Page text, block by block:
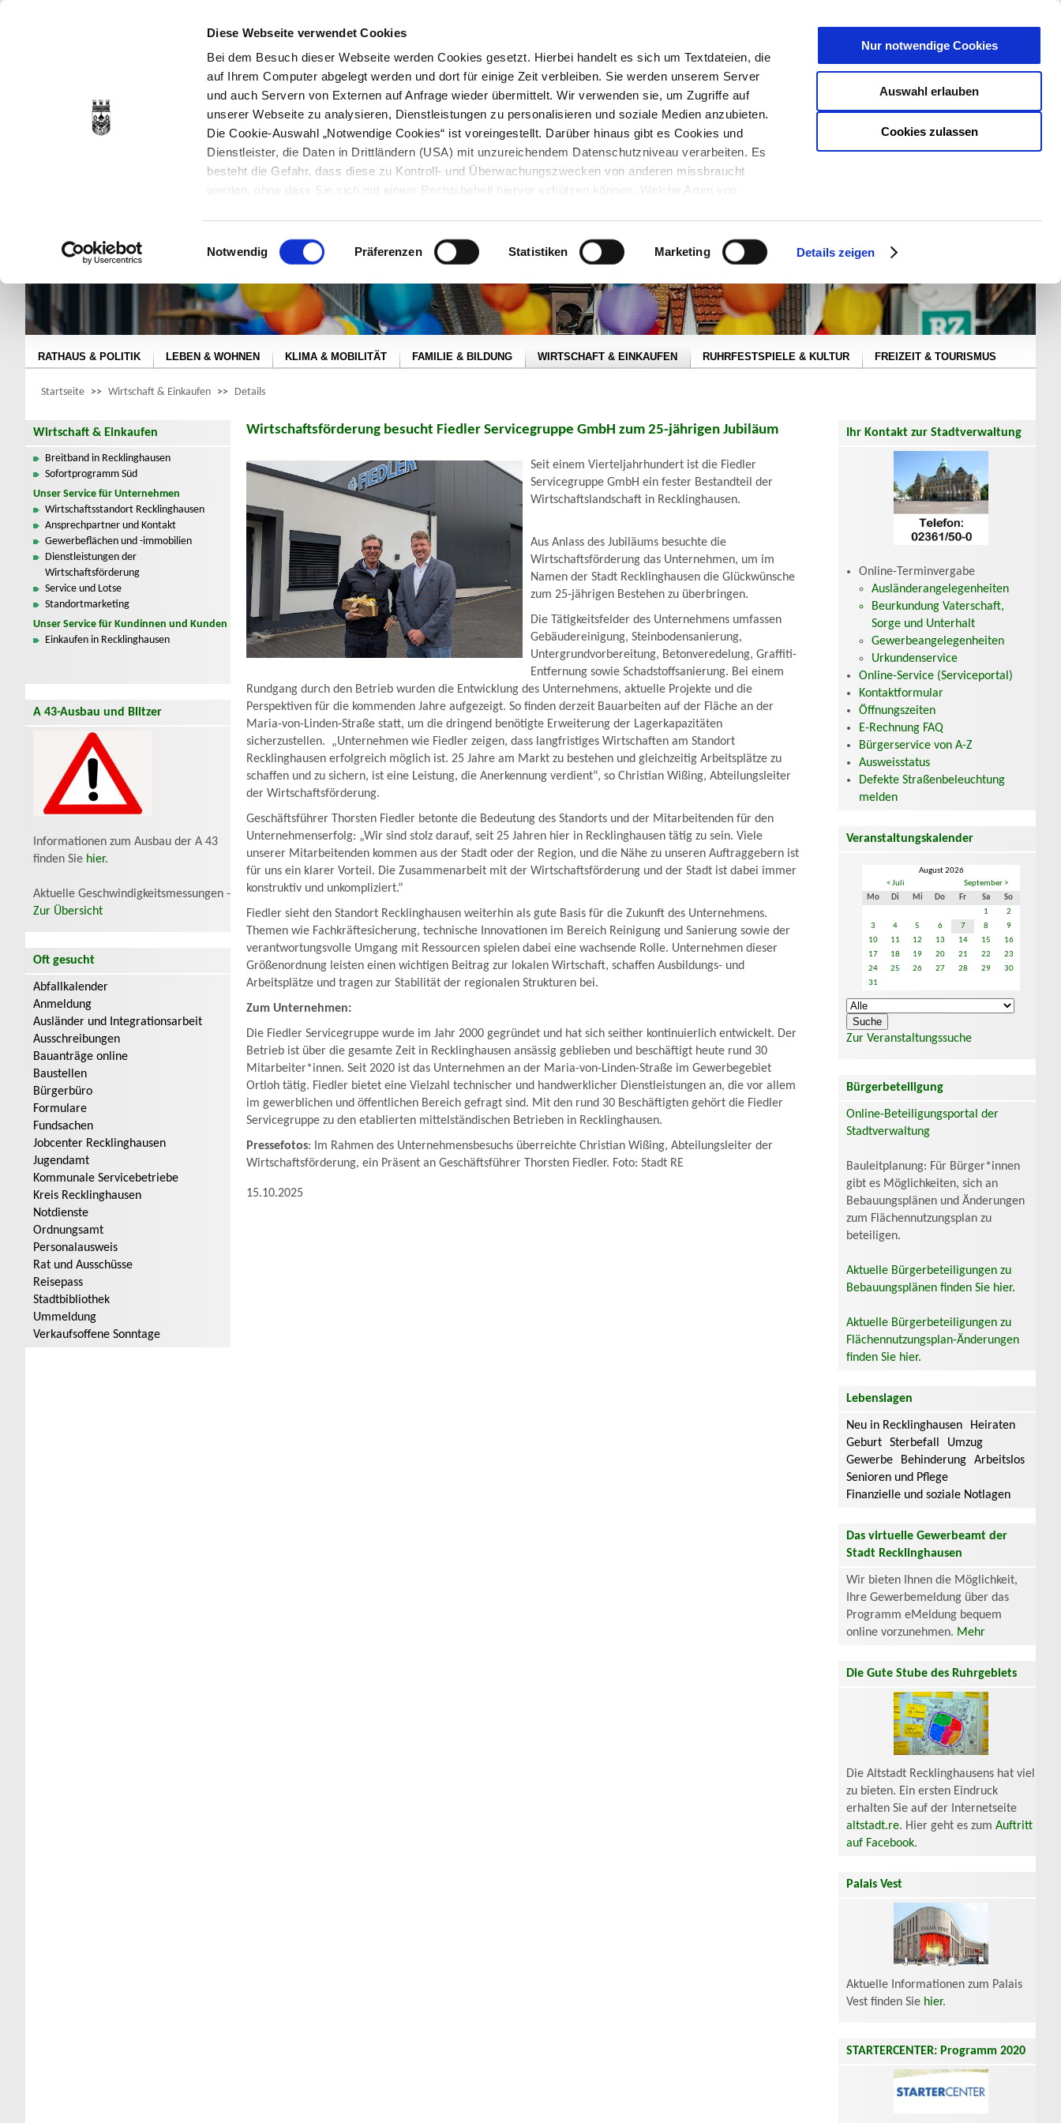
Diese Webseite verwendet Cookies
Bei dem Besuch dieser Webseite werden Cookies gesetzt. Hierbei handelt es sich um Textdateien, die
auf Ihrem Computer abgelegt werden und dort für einige Zeit verbleiben. Sie werden unserem Server
und auch Servern von Externen auf Anfrage wieder übermittelt. Wir verwenden sie, um Zugriffe auf
unserer Webseite zu analysieren, Dienstleistungen zu personalisieren und soziale Medien anzubieten.
Die Cookie-Auswahl „Notwendige Cookies“ ist voreingestellt. Darüber hinaus gibt es Cookies und
Dienstleister, die Daten in Drittländern (USA) mit unzureichendem Datenschutzniveau verarbeiten. Es
besteht die Gefahr, dass diese zu Kontroll- und Überwachungszwecken von anderen missbraucht
werden, ohne dass Sie sich mit einem Rechtsbehelf hiervor schützen können. Welche Arten von
Datenschutzerklärung
entnehmen. Die von Ihnen getroffene Auswahl der gewünschten Cookies kann
jederzeit mit Wirkung für die Zukunft angepasst oder
werden.
Einwilligungsauswahl
Notwendig Präferenzen Statistiken Marketing Details zeigen
Cookies zulassen
Auswahl erlauben
Nur notwendige Cookies
STARTSEITE
SCHRIFTGRÖßE:
RATHAUS & POLITIK LEBEN & WOHNEN KLIMA & MOBILITÄT FAMILIE & BILDUNG WIRTSCHAFT & EINKAUFEN RUHRFESTSPIELE & KULTUR FREIZEIT & TOURISMUS
Startseite >> Wirtschaft & Einkaufen >> Details
Wirtschaft & Einkaufen
Breitband in Recklinghausen
Sofortprogramm Süd
Unser Service für Unternehmen
Wirtschaftsstandort Recklinghausen
Ansprechpartner und Kontakt
Gewerbeflächen und -immobilien
Dienstleistungen der
Wirtschaftsförderung
Service und Lotse
Standortmarketing
Unser Service für Kundinnen und Kunden
Einkaufen in Recklinghausen
A 43-Ausbau und Blitzer
Informationen zum Ausbau der A 43
finden Sie hier.
Aktuelle Geschwindigkeitsmessungen -
Zur Übersicht
Oft gesucht
Abfallkalender
Anmeldung
Ausländer und Integrationsarbeit
Ausschreibungen
Bauanträge online
Baustellen
Bürgerbüro
Formulare
Fundsachen
Jobcenter Recklinghausen
Jugendamt
Kommunale Servicebetriebe
Kreis Recklinghausen
Notdienste
Ordnungsamt
Personalausweis
Rat und Ausschüsse
Reisepass
Stadtbibliothek
Ummeldung
Verkaufsoffene Sonntage
Wirtschaftsförderung besucht Fiedler Servicegruppe GmbH zum 25-jährigen Jubiläum
Seit einem Vierteljahrhundert ist die Fiedler
Servicegruppe GmbH ein fester Bestandteil der
Wirtschaftslandschaft in Recklinghausen.
Aus Anlass des Jubiläums besuchte die
Wirtschaftsförderung das Unternehmen, um im
Namen der Stadt Recklinghausen die Glückwünsche
zum 25-jährigen Bestehen zu überbringen.
Die Tätigkeitsfelder des Unternehmens umfassen
Gebäudereinigung, Steinbodensanierung,
Untergrundvorbereitung, Betonveredelung, Graffiti-
Entfernung sowie Schadstoffsanierung. Bei einem
Rundgang durch den Betrieb wurden die Entwicklung des Unternehmens, aktuelle Projekte und die
Perspektiven für die kommenden Jahre aufgezeigt. So finden derzeit Bauarbeiten auf der Fläche an der
Maria-von-Linden-Straße statt, um die dringend benötigte Erweiterung der Lagerkapazitäten
sicherzustellen. „Unternehmen wie Fiedler zeigen, dass langfristiges Wirtschaften am Standort
Recklinghausen erfolgreich möglich ist. 25 Jahre am Markt zu bestehen und gleichzeitig Arbeitsplätze zu
schaffen und zu sichern, ist eine Leistung, die Anerkennung verdient“, so Christian Wißing, Abteilungsleiter
der Wirtschaftsförderung.
Geschäftsführer Thorsten Fiedler betonte die Bedeutung des Standorts und der Mitarbeitenden für den
Unternehmenserfolg: „Wir sind stolz darauf, seit 25 Jahren hier in Recklinghausen tätig zu sein. Viele
unserer Mitarbeitenden kommen aus der Stadt oder der Region, und die Nähe zu unseren Auftraggebern ist
für uns ein klarer Vorteil. Die Zusammenarbeit mit der Wirtschaftsförderung und der Stadt ist dabei immer
konstruktiv und unkompliziert.“
Fiedler sieht den Standort Recklinghausen weiterhin als gute Basis für die Zukunft des Unternehmens.
Themen wie Fachkräftesicherung, technische Innovationen im Bereich Reinigung und Sanierung sowie der
verantwortungsvolle Umgang mit Ressourcen spielen dabei eine wachsende Rolle. Unternehmen dieser
Größenordnung leisten einen wichtigen Beitrag zur lokalen Wirtschaft, schaffen Ausbildungs- und
Arbeitsplätze und tragen zur Stabilität der regionalen Strukturen bei.
Zum Unternehmen:
Die Fiedler Servicegruppe wurde im Jahr 2000 gegründet und hat sich seither kontinuierlich entwickelt. Der
Betrieb ist über die gesamte Zeit in Recklinghausen ansässig geblieben und beschäftigt heute rund 30
Mitarbeiter*innen. Seit 2020 ist das Unternehmen an der Maria-von-Linden-Straße im Gewerbegebiet
Ortloh tätig. Fiedler bietet eine Vielzahl technischer und handwerklicher Dienstleistungen an, die vor allem
im gewerblichen und öffentlichen Bereich gefragt sind. Mit den rund 30 Beschäftigten gehört die Fiedler
Servicegruppe zu den etablierten mittelständischen Betrieben in Recklinghausen.
Pressefotos: Im Rahmen des Unternehmensbesuchs überreichte Christian Wißing, Abteilungsleiter der
Wirtschaftsförderung, ein Präsent an Geschäftsführer Thorsten Fiedler. Foto: Stadt RE
15.10.2025
Ihr Kontakt zur Stadtverwaltung
Online-Terminvergabe
Ausländerangelegenheiten
Beurkundung Vaterschaft,
Sorge und Unterhalt
Gewerbeangelegenheiten
Urkundenservice
Online-Service (Serviceportal)
Kontaktformular
Öffnungszeiten
E-Rechnung FAQ
Bürgerservice von A-Z
Ausweisstatus
Defekte Straßenbeleuchtung
melden
Veranstaltungskalender
August 2026
< Juli
September >
Mo
Di Mi Do Fr Sa
So
1
2
3
4 5 6 7 8
9
10
11 12 13 14 15
16
17
18 19 20 21 22
23
24
25 26 27 28 29
30
31
Zur Veranstaltungssuche
Bürgerbeteiligung
Online-Beteiligungsportal der
Stadtverwaltung
Bauleitplanung: Für Bürger*innen
gibt es Möglichkeiten, sich an
Bebauungsplänen und Änderungen
zum Flächennutzungsplan zu
beteiligen.
Aktuelle Bürgerbeteiligungen zu
Bebauungsplänen finden Sie hier.
Aktuelle Bürgerbeteiligungen zu
Flächennutzungsplan-Änderungen
finden Sie hier.
Lebenslagen
Neu in Recklinghausen
Heiraten
Geburt
Sterbefall
Umzug
Gewerbe
Behinderung
Arbeitslos
Senioren und Pflege
Finanzielle und soziale Notlagen
Das virtuelle Gewerbeamt der
Stadt Recklinghausen
Wir bieten Ihnen die Möglichkeit,
Ihre Gewerbemeldung über das
Programm eMeldung bequem
online vorzunehmen. Mehr
Die Gute Stube des Ruhrgebiets
Die Altstadt Recklinghausens hat viel
zu bieten. Ein ersten Eindruck
erhalten Sie auf der Internetseite
altstadt.re. Hier geht es zum Auftritt
auf Facebook.
Palais Vest
Aktuelle Informationen zum Palais
Vest finden Sie hier.
STARTERCENTER: Programm 2020